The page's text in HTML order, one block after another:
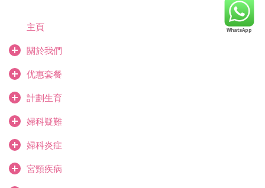
主頁
關於我們
优惠套餐
計劃生育
婦科疑難
婦科炎症
宮頸疾病